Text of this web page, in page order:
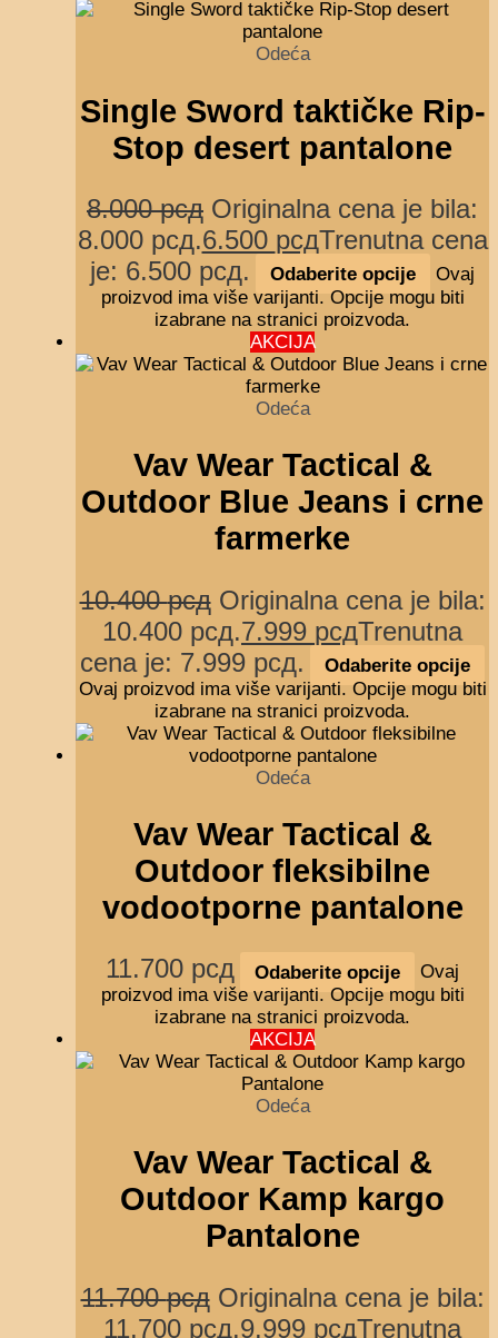
Odeća
Single Sword taktičke Rip-
Stop desert pantalone
8.000рсд Originalna cena je bila:
8.000 рсд.6.500 рсдTrenutna cena
je: 6.500 рсд.
Odaberite opcije
Ovaj
proizvod ima više varijanti. Opcije mogu biti
izabrane na stranici proizvoda.
AKCIJA
Odeća
Vav Wear Tactical &
Outdoor Blue Jeans i crne
farmerke
10.400рсд Originalna cena je bila:
10.400 рсд.7.999 рсдTrenutna
cena je: 7.999 рсд.
Odaberite opcije
Ovaj proizvod ima više varijanti. Opcije mogu biti
izabrane na stranici proizvoda.
Odeća
Vav Wear Tactical &
Outdoor fleksibilne
vodootporne pantalone
11.700 рсд Odaberite opcije
Ovaj
proizvod ima više varijanti. Opcije mogu biti
izabrane na stranici proizvoda.
AKCIJA
Odeća
Vav Wear Tactical &
Outdoor Kamp kargo
Pantalone
11.700рсд Originalna cena je bila:
11.700 рсд.9.999 рсдTrenutna